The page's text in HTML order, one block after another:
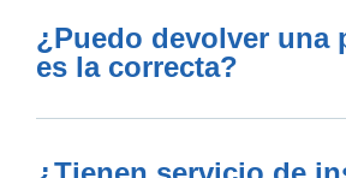
¿Puedo devolver una
es la correcta?